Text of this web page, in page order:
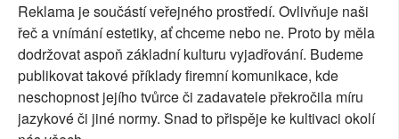
Reklama je součástí veřejného prostředí. Ovlivňuje naši
řeč a vnímání estetiky, ať chceme nebo ne. Proto by měla
dodržovat aspoň základní kulturu vyjadřování. Budeme
publikovat takové příklady firemní komunikace, kde
neschopnost jejího tvůrce či zadavatele překročila míru
jazykové či jiné normy. Snad to přispěje ke kultivaci okolí